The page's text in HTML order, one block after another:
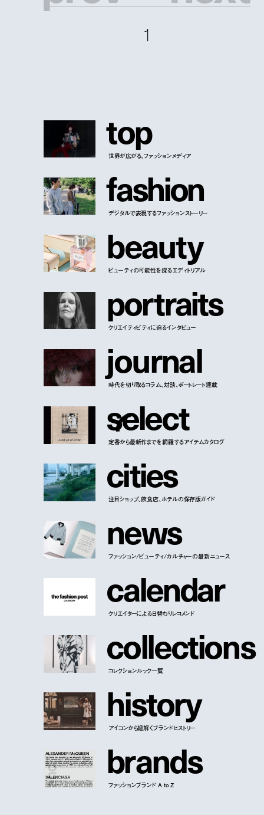
1
top
世界が広がる、ファッションメディア
fashion
デジタルで表現するファッションストーリー
beauty
ビューティの可能性を探るエディトリアル
portraits
クリエイティビティに迫るインタビュー
journal
時代を切り取るコラム、対談、ポートレート連載
select
定番から最新作までを網羅するアイテムカタログ
cities
注目ショップ、飲食店、ホテルの保存版ガイド
news
ファッション/ビューティ/カルチャーの最新ニュース
calendar
クリエイターによる日替わりレコメンド
collections
コレクションルック一覧
history
アイコンから紐解くブランドヒストリー
brands
ファッションブランド A to Z